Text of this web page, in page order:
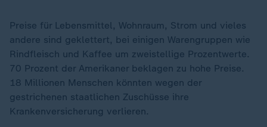
Preise für Lebensmittel, Wohnraum, Strom und vieles
andere sind geklettert, bei einigen Warengruppen wie
Rindfleisch und Kaffee um zweistellige Prozentwerte.
70 Prozent der Amerikaner beklagen zu hohe Preise.
18 Millionen Menschen könnten wegen der
gestrichenen staatlichen Zuschüsse ihre
Krankenversicherung verlieren.